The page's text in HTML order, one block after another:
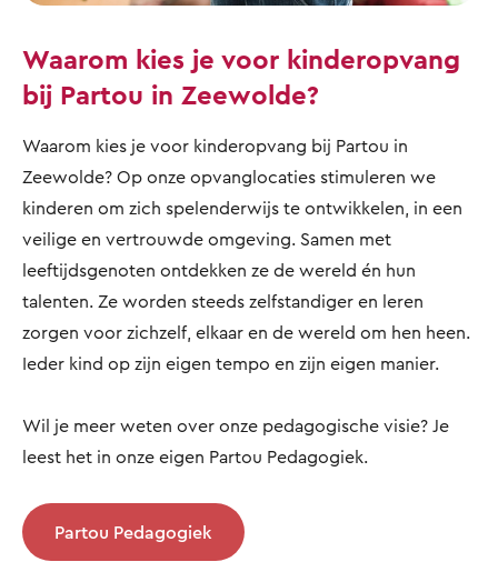
Waarom kies je voor kinderopvang
bij Partou in Zeewolde?
Waarom kies je voor kinderopvang bij Partou in
Zeewolde? Op onze opvanglocaties stimuleren we
kinderen om zich spelenderwijs te ontwikkelen, in een
veilige en vertrouwde omgeving. Samen met
leeftijdsgenoten ontdekken ze de wereld én hun
talenten. Ze worden steeds zelfstandiger en leren
zorgen voor zichzelf, elkaar en de wereld om hen heen.
Ieder kind op zijn eigen tempo en zijn eigen manier.
Wil je meer weten over onze pedagogische visie? Je
leest het in onze eigen Partou Pedagogiek.
Partou Pedagogiek